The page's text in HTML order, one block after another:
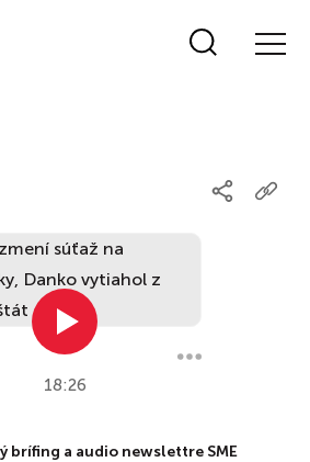
18:26
brífing a audio newslettre SME